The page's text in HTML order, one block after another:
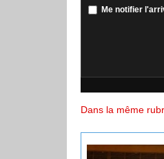
Me notifier
Dans la même